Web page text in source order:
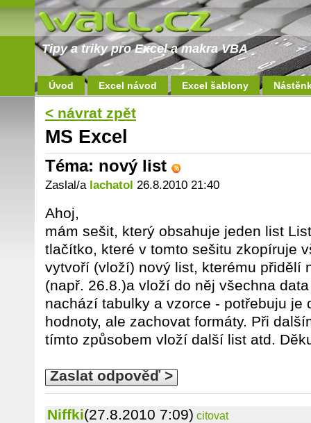
Tipy a triky pro Excel a makra VBA
Úvod Excel návod Excel šablony
< návrat zpět
MS Excel
Téma: nový list
Zaslal/a lachatol 26.8.2010 21:40
Ahoj,
mám sešit, který obsahuje jeden list
tlačítko, které v tomto sešitu zkopíruje
vytvoří (vloží) nový list, kterému přidělí
(např. 26.8.)a vloží do něj všechna
nachází tabulky a vzorce - potřebuju je
hodnoty, ale zachovat formáty. Při
tímto způsobem vloží další list atd.
Zaslat odpověď >
Niffki(27.8.2010 7:09) citovat